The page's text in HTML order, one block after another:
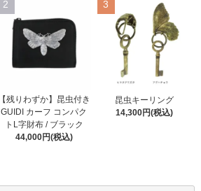
2
【残りわずか】昆虫付き
GUIDI カーフ コンパク
トL字財布 / ブラック
44,000円(税込)
3
昆虫キーリング
14,300円(税込)